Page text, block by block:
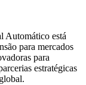
Automático está
para mercados
para
estratégicas